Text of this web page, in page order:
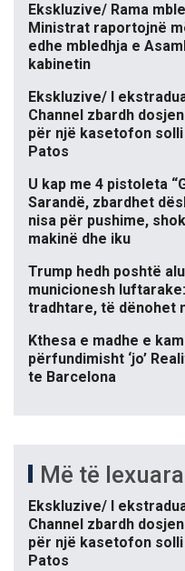
Ekskluzive/ Rama
Ministrat raportojnë
edhe mbledhja e
kabinetin
Ekskluzive/ I
Channel zbardh
për një kasetofon
Patos
U kap me 4 pistoleta
Sarandë, zbardhet
nisa për pushime,
makinë dhe iku
Trump hedh poshtë
municionesh
tradhtare, të dënohet
Kthesa e madhe e
përfundimisht ‘jo’
te Barcelona
Më të
Ekskluzive/ I
Channel zbardh
për një kasetofon
Patos